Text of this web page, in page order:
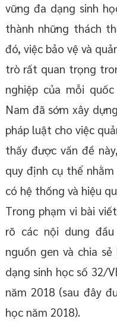
vững đa dạng sinh
thành những thách
đó, việc bảo vệ và
trò rất quan trọng
nghiệp của mỗi
Nam đã sớm xây
pháp luật cho việc
thấy được vấn đề
quy định cụ thể
có hệ thống và hiệu
Trong phạm vi bài
rõ các nội dung
nguồn gen và chia
dạng sinh học số 32/
năm 2018 (sau đây
học năm 2018).